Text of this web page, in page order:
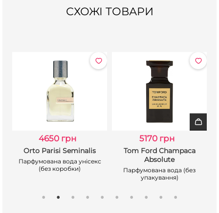
СХОЖІ ТОВАРИ
4650 грн
Orto Parisi Seminalis
Парфумована вода унісекс
(без коробки)
5170 грн
Tom Ford Champaca
Absolute
Парфумована вода (без
упакування)